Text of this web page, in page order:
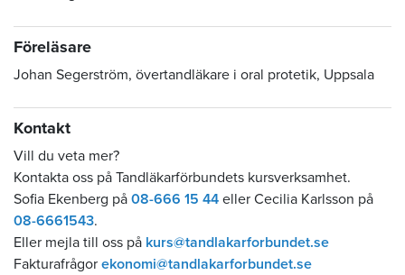
Föreläsare
Johan Segerström, övertandläkare i oral protetik, Uppsala
Kontakt
Vill du veta mer?
Kontakta oss på Tandläkarförbundets kursverksamhet.
Sofia Ekenberg på 08-666 15 44 eller Cecilia Karlsson på
08-6661543.
Eller mejla till oss på kurs@tandlakarforbundet.se
Fakturafrågor ekonomi@tandlakarforbundet.se